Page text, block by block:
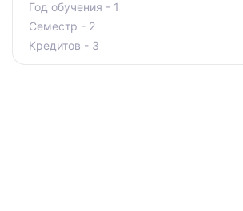
Год обучения - 1
Семестр - 2
Кредитов - 3